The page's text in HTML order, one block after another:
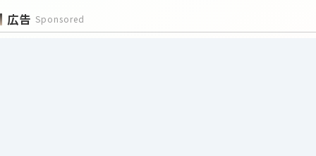
広告 Sponsored